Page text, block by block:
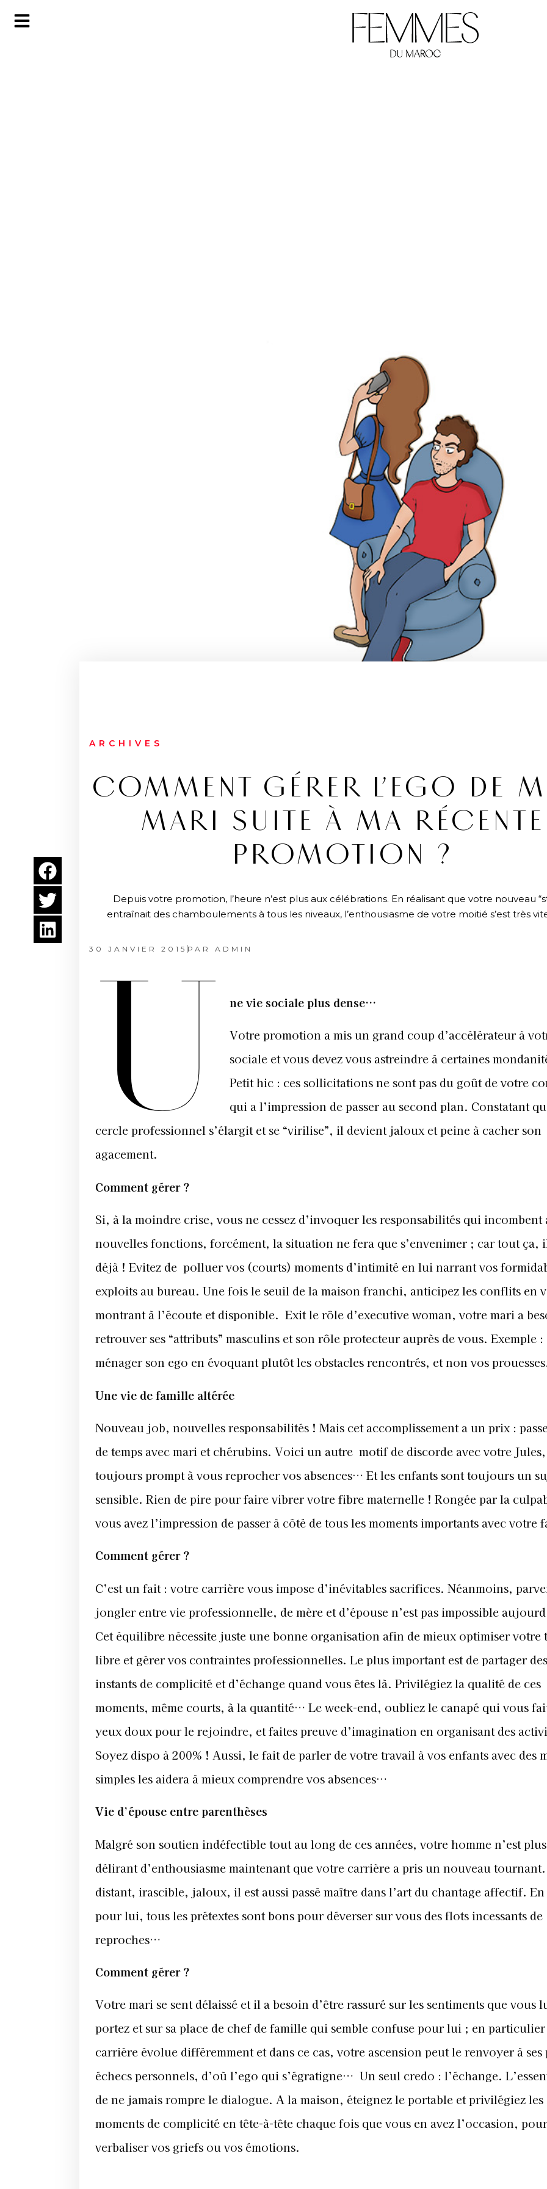
ARCHIVES
COMMENT GÉRER L’EGO DE
MARI SUITE À MA RÉCENTE
PROMOTION ?
Depuis votre promotion, l’heure n’est plus aux célébrations. En réalisant que votre nouveau
entraînait des chamboulements à tous les niveaux, l’enthousiasme de votre moitié s’est très
30 JANVIER 2015 PAR ADMIN
U ne vie sociale plus dense…
Votre promotion a mis un grand coup d’accélérateur à
sociale et vous devez vous astreindre à certaines
Petit hic : ces sollicitations ne sont pas du goût de votre
qui a l’impression de passer au second plan. Constatant
cercle professionnel s’élargit et se “virilise”, il devient jaloux et peine à cacher son
agacement.
Comment gérer ?
Si, à la moindre crise, vous ne cessez d’invoquer les responsabilités qui incombent
nouvelles fonctions, forcément, la situation ne fera que s’envenimer ; car tout ça,
déjà ! Evitez de polluer vos (courts) moments d’intimité en lui narrant vos
exploits au bureau. Une fois le seuil de la maison franchi, anticipez les conflits en
montrant à l’écoute et disponible. Exit le rôle d’executive woman, votre mari a
retrouver ses “attributs” masculins et son rôle protecteur auprès de vous. Exemple :
ménager son ego en évoquant plutôt les obstacles rencontrés, et non vos
Une vie de famille altérée
Nouveau job, nouvelles responsabilités ! Mais cet accomplissement a un prix :
de temps avec mari et chérubins. Voici un autre motif de discorde avec votre Jules,
toujours prompt à vous reprocher vos absences… Et les enfants sont toujours un
sensible. Rien de pire pour faire vibrer votre fibre maternelle ! Rongée par la
vous avez l’impression de passer à côté de tous les moments importants avec votre
Comment gérer ?
C’est un fait : votre carrière vous impose d’inévitables sacrifices. Néanmoins,
jongler entre vie professionnelle, de mère et d’épouse n’est pas impossible
Cet équilibre nécessite juste une bonne organisation afin de mieux optimiser votre
libre et gérer vos contraintes professionnelles. Le plus important est de partager des
instants de complicité et d’échange quand vous êtes là. Privilégiez la qualité de ces
moments, même courts, à la quantité… Le week-end, oubliez le canapé qui vous
yeux doux pour le rejoindre, et faites preuve d’imagination en organisant des
Soyez dispo à 200% ! Aussi, le fait de parler de votre travail à vos enfants avec des
simples les aidera à mieux comprendre vos absences…
Vie d’épouse entre parenthèses
Malgré son soutien indéfectible tout au long de ces années, votre homme n’est
délirant d’enthousiasme maintenant que votre carrière a pris un nouveau
distant, irascible, jaloux, il est aussi passé maître dans l’art du chantage affectif.
pour lui, tous les prétextes sont bons pour déverser sur vous des flots incessants de
reproches…
Comment gérer ?
Votre mari se sent délaissé et il a besoin d’être rassuré sur les sentiments que vous
portez et sur sa place de chef de famille qui semble confuse pour lui ; en particulier
carrière évolue différemment et dans ce cas, votre ascension peut le renvoyer à ses
échecs personnels, d’où l’ego qui s’égratigne… Un seul credo : l’échange.
de ne jamais rompre le dialogue. A la maison, éteignez le portable et privilégiez les
moments de complicité en tête-à-tête chaque fois que vous en avez l’occasion, pour
verbaliser vos griefs ou vos émotions.